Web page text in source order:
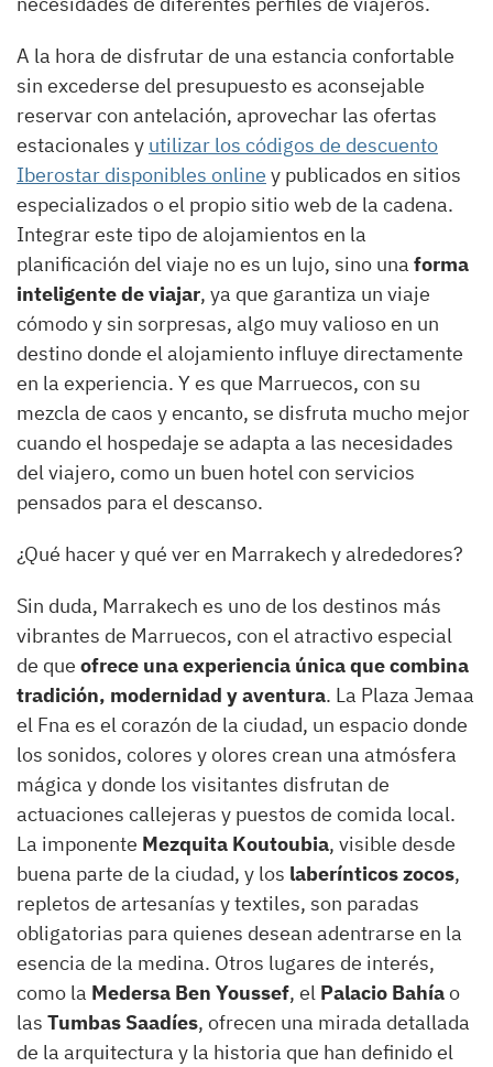
A la hora de disfrutar de una estancia confortable
sin excederse del presupuesto es aconsejable
reservar con antelación, aprovechar las ofertas
estacionales y utilizar los códigos de descuento
Iberostar disponibles online y publicados en sitios
especializados o el propio sitio web de la cadena.
Integrar este tipo de alojamientos en la
planificación del viaje no es un lujo, sino una forma
inteligente de viajar, ya que garantiza un viaje
cómodo y sin sorpresas, algo muy valioso en un
destino donde el alojamiento influye directamente
en la experiencia. Y es que Marruecos, con su
mezcla de caos y encanto, se disfruta mucho mejor
cuando el hospedaje se adapta a las necesidades
del viajero, como un buen hotel con servicios
pensados para el descanso.
¿Qué hacer y qué ver en Marrakech y alrededores?
Sin duda, Marrakech es uno de los destinos más
vibrantes de Marruecos, con el atractivo especial
de que ofrece una experiencia única que combina
tradición, modernidad y aventura. La Plaza Jemaa
el Fna es el corazón de la ciudad, un espacio donde
los sonidos, colores y olores crean una atmósfera
mágica y donde los visitantes disfrutan de
actuaciones callejeras y puestos de comida local.
La imponente Mezquita Koutoubia, visible desde
buena parte de la ciudad, y los laberínticos zocos,
repletos de artesanías y textiles, son paradas
obligatorias para quienes desean adentrarse en la
esencia de la medina. Otros lugares de interés,
como la Medersa Ben Youssef, el Palacio Bahíao
las Tumbas Saadíes, ofrecen una mirada detallada
de la arquitectura y la historia que han definido el